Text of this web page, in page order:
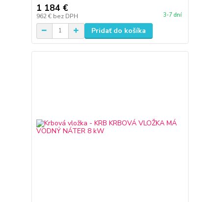
1 184 €
962 € bez DPH 3-7 dní
Pridať do košíka